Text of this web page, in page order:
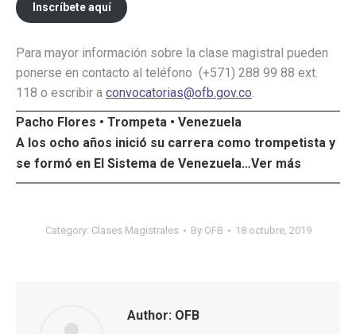
Inscríbete aquí
Para mayor información sobre la clase magistral pueden
ponerse en contacto al teléfono (+571) 288 99 88 ext.
118 o escribir a convocatorias@ofb.gov.co
Pacho Flores • Trompeta • Venezuela
A los ocho años inició su carrera como trompetista y
se formó en El Sistema de Venezuela…Ver más
Category: Clases Magistrales By OFB 18 octubre, 2019
Author: OFB